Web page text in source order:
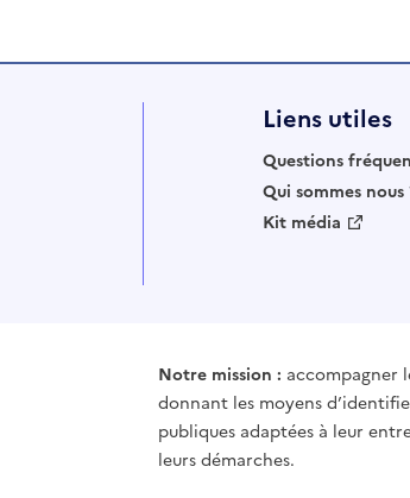
Liens utiles
Questions
Qui sommes nous
Kit média
Notre mission : accompagner
donnant les moyens
publiques adaptées à leur
leurs démarches.